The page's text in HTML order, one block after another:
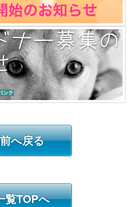
前へ戻る
覧TOPへ